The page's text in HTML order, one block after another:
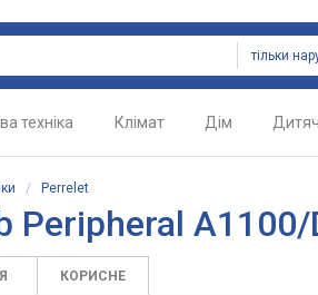
техніка Клімат Дім
/ Perrelet
Peripheral A1100/
КОРИСНЕ